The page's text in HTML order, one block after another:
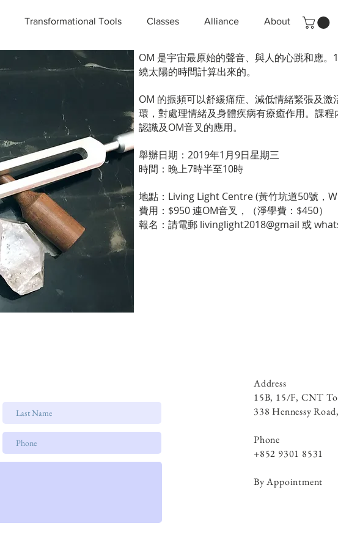
Transformational Tools Classes Alliance About
OM 是宇宙最原始的聲音、與人的心跳和應。
繞太陽的時間計算出來的。
OM 的振頻可以舒緩痛症、減低情緒緊張及激
環，對處理情緒及身體疾病有療癒作用。課程
認識及OM音叉的應用。
舉辦日期：2019年1月9日星期三
時間：晚上7時半至10時
地點：Living Light Centre (黃竹坑道50號，
費用：$950 連OM音叉，（淨學費：$450）
報名：請電郵 livinglight2018@gmail 或
Address
15B, 15/F, CNT
338 Hennessy
Phone
+852 9301 8531
By Appointment